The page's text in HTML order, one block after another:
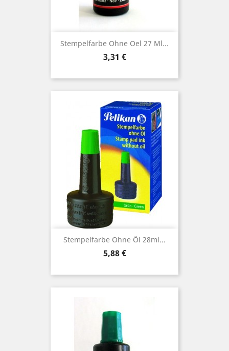
Stempelfarbe Ohne Oel 27 Ml...
Preis
3,31 €
Stempelfarbe Ohne Öl 28ml...
Preis
5,88 €